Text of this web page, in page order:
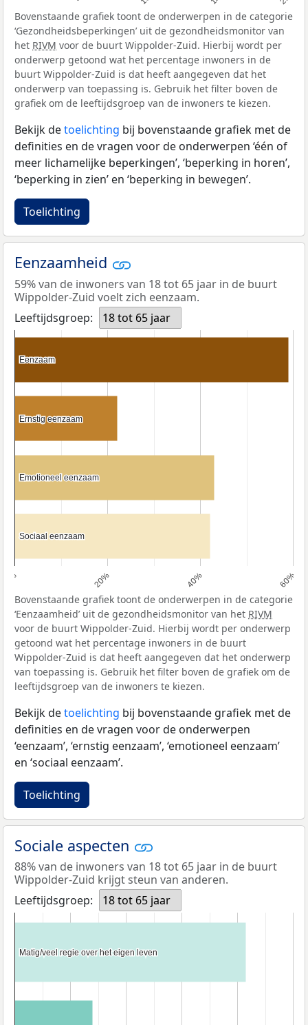
Bovenstaande grafiek toont de onderwerpen in de categorie
‘Gezondheidsbeperkingen’ uit de gezondheidsmonitor van
het RIVM voor de buurt Wippolder-Zuid. Hierbij wordt per
onderwerp getoond wat het percentage inwoners in de
buurt Wippolder-Zuid is dat heeft aangegeven dat het
onderwerp van toepassing is. Gebruik het filter boven de
grafiek om de leeftijdsgroep van de inwoners te kiezen.
Bekijk detoelichting bij bovenstaande grafiek met de
definities en de vragen voor de onderwerpen ‘één of
meer lichamelijke beperkingen’, ‘beperking in horen’,
‘beperking in zien’ en ‘beperking in bewegen’.
Toelichting
Eenzaamheid
59% van de inwoners van 18 tot 65 jaar in de buurt
Wippolder-Zuid voelt zich eenzaam.
Leeftijdsgroep:
18 tot 65 jaar
0% 20% 40% 60%
Eenzaam
Eenzaam
Ernstig eenzaam
Ernstig eenzaam
Emotioneel eenzaam
Emotioneel eenzaam
Sociaal eenzaam
Sociaal eenzaam
Bovenstaande grafiek toont de onderwerpen in de categorie
‘Eenzaamheid’ uit de gezondheidsmonitor van het RIVM
voor de buurt Wippolder-Zuid. Hierbij wordt per onderwerp
getoond wat het percentage inwoners in de buurt
Wippolder-Zuid is dat heeft aangegeven dat het onderwerp
van toepassing is. Gebruik het filter boven de grafiek om de
leeftijdsgroep van de inwoners te kiezen.
Bekijk detoelichting bij bovenstaande grafiek met de
definities en de vragen voor de onderwerpen
‘eenzaam’, ‘ernstig eenzaam’, ‘emotioneel eenzaam’
en ‘sociaal eenzaam’.
Toelichting
Sociale aspecten
88% van de inwoners van 18 tot 65 jaar in de buurt
Wippolder-Zuid krijgt steun van anderen.
Leeftijdsgroep:
18 tot 65 jaar
Matig/veel regie over het eigen leven
Matig/veel regie over het eigen leven